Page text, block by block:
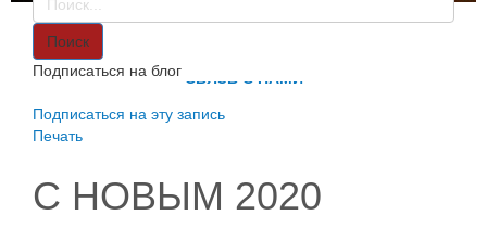
СВЯЗЬ С НАМИ
Поиск
Подписаться на блог
Подписаться на эту запись
Печать
С НОВЫМ 2020